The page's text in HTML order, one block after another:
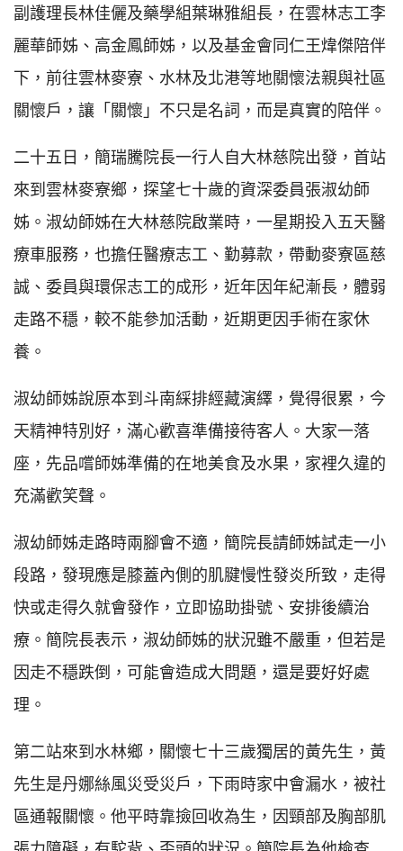
副護理長林佳儷及藥學組葉琳雅組長，在雲林志工李
麗華師姊、高金鳳師姊，以及基金會同仁王煒傑陪伴
下，前往雲林麥寮、水林及北港等地關懷法親與社區
關懷戶，讓「關懷」不只是名詞，而是真實的陪伴。
二十五日，簡瑞騰院長一行人自大林慈院出發，首站
來到雲林麥寮鄉，探望七十歲的資深委員張淑幼師
姊。淑幼師姊在大林慈院啟業時，一星期投入五天醫
療車服務，也擔任醫療志工、勤募款，帶動麥寮區慈
誠、委員與環保志工的成形，近年因年紀漸長，體弱
走路不穩，較不能參加活動，近期更因手術在家休
養。
淑幼師姊說原本到斗南綵排經藏演繹，覺得很累，今
天精神特別好，滿心歡喜準備接待客人。大家一落
座，先品嚐師姊準備的在地美食及水果，家裡久違的
充滿歡笑聲。
淑幼師姊走路時兩腳會不適，簡院長請師姊試走一小
段路，發現應是膝蓋內側的肌腱慢性發炎所致，走得
快或走得久就會發作，立即協助掛號、安排後續治
療。簡院長表示，淑幼師姊的狀況雖不嚴重，但若是
因走不穩跌倒，可能會造成大問題，還是要好好處
理。
第二站來到水林鄉，關懷七十三歲獨居的黃先生，黃
先生是丹娜絲風災受災戶，下雨時家中會漏水，被社
區通報關懷。他平時靠撿回收為生，因頸部及胸部肌